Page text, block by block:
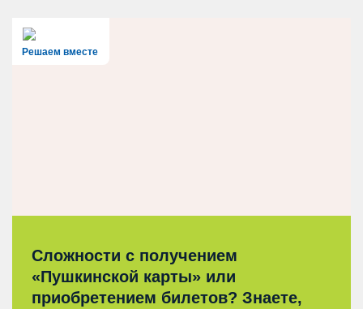
Решаем вместе
Сложности с получением
«Пушкинской карты» или
приобретением билетов? Знаете,